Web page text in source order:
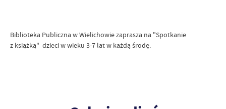
Biblioteka Publiczna w Wielichowie zaprasza na "Spotkanie
z książką" dzieci w wieku 3-7 lat w każdą środę.